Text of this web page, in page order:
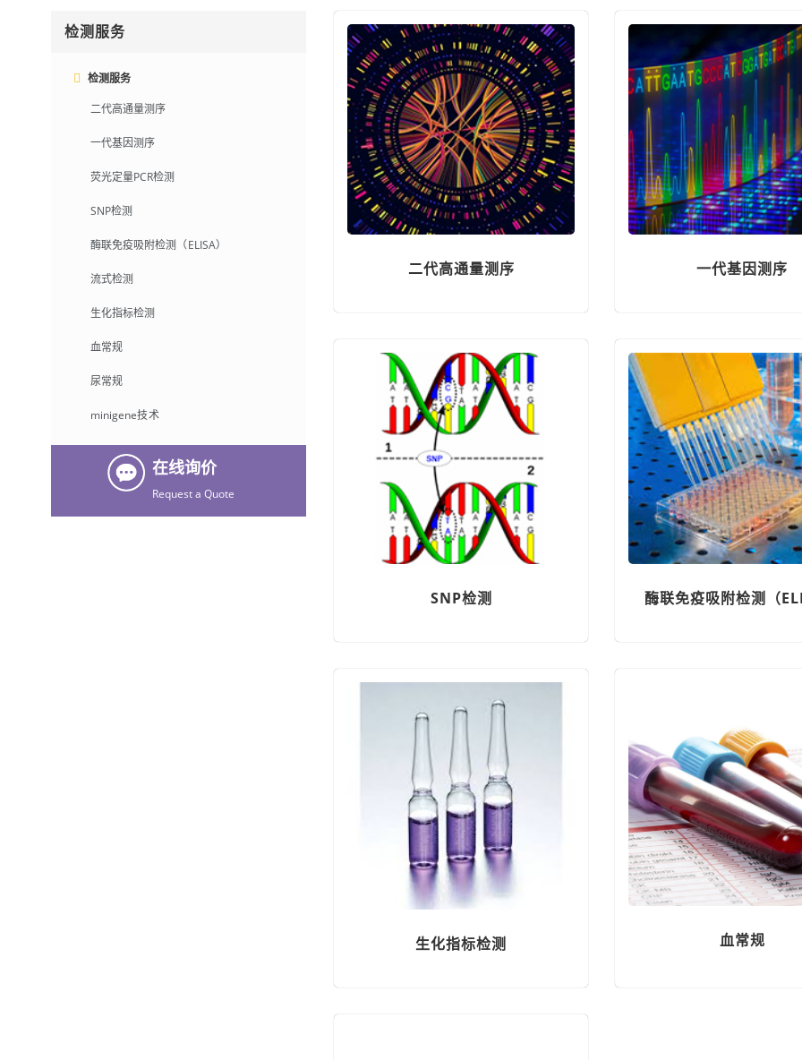
检测服务
检测服务
二代高通量测序
一代基因测序
荧光定量PCR检测
SNP检测
酶联免疫吸附检测（ELISA）
流式检测
生化指标检测
血常规
尿常规
minigene技术
在线询价
Request a Quote
二代高通量测序 一代基因测序
SNP检测 酶联免疫吸附检测（
生化指标检测 血常规